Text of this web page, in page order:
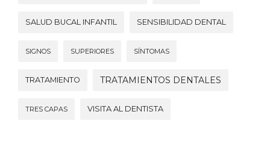
SALUD BUCAL INFANTIL SENSIBILIDAD DENTAL
SIGNOS SUPERIORES SÍNTOMAS
TRATAMIENTO TRATAMIENTOS DENTALES
TRES CAPAS VISITA AL DENTISTA